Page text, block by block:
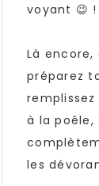
voyant 😉 !
Là encore,
préparez
à la poêle,
les